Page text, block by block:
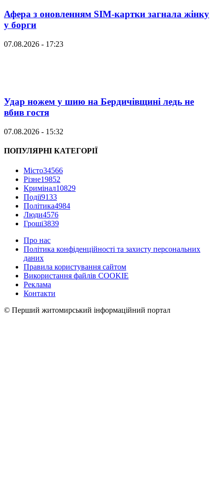
Афера з оновленням SIM-картки загнала жінку
у борги
07.08.2026 - 17:23
Удар ножем у шию на Бердичівщині ледь не
вбив гостя
07.08.2026 - 15:32
ПОПУЛЯРНІ КАТЕГОРІЇ
Місто34566
Різне19852
Кримінал10829
Події9133
Політика4984
Люди4576
Гроші3839
Про нас
Політика конфіденційності та захисту персональних
даних
Правила користування сайтом
Використання файлів COOKIE
Реклама
Контакти
© Перший житомирський інформаційний портал